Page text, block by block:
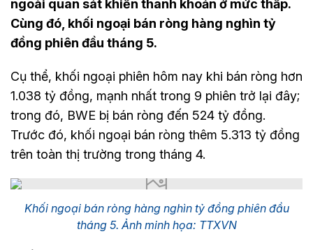
ngoài quan sát khiến thanh khoản ở mức thấp.
Cùng đó, khối ngoại bán ròng hàng nghìn tỷ
đồng phiên đầu tháng 5.
Cụ thể, khối ngoại phiên hôm nay khi bán ròng hơn
1.038 tỷ đồng, mạnh nhất trong 9 phiên trở lại đây;
trong đó, BWE bị bán ròng đến 524 tỷ đồng.
Trước đó, khối ngoại bán ròng thêm 5.313 tỷ đồng
trên toàn thị trường trong tháng 4.
Khối ngoại bán ròng hàng nghìn tỷ đồng phiên đầu
tháng 5. Ảnh minh họa: TTXVN